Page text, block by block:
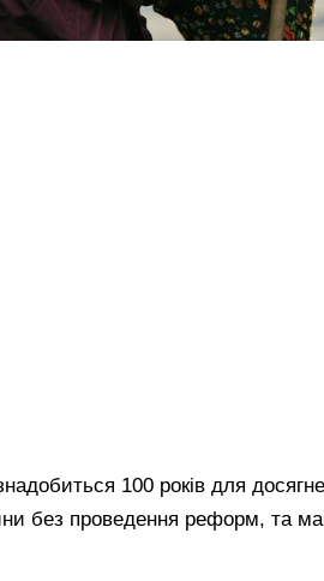
100 років для
без проведення реформ, та